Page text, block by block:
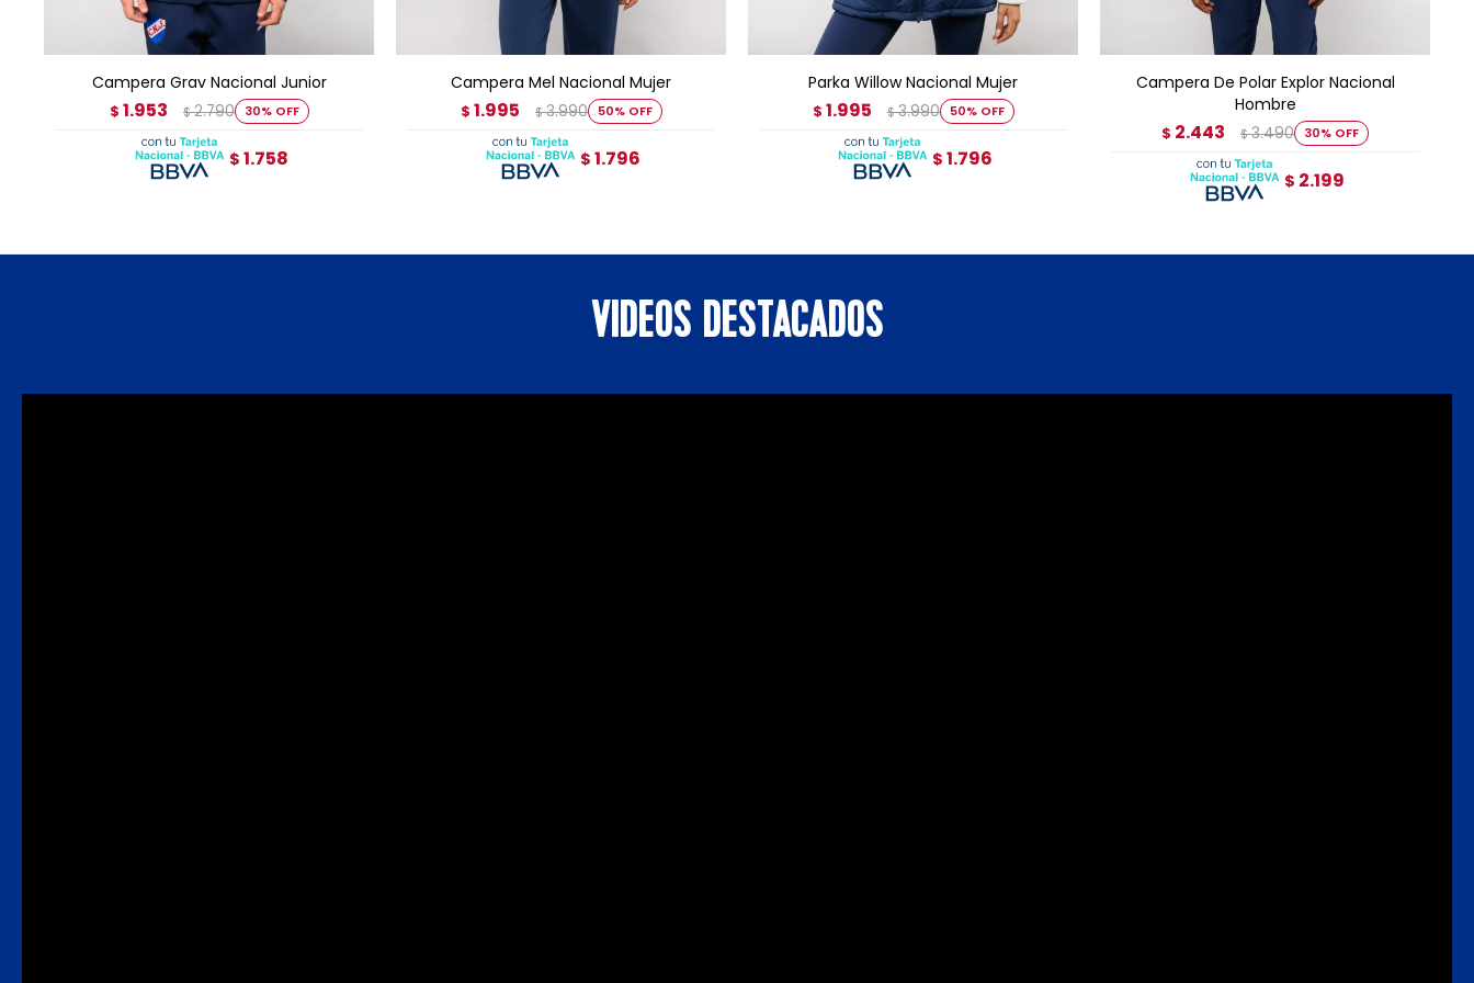
Campera Grav Nacional Junior
$ 1.953 $ 2.790 30
$ 1.758
AGREGAR AL CARRITO
Campera Mel Nacional Mujer
$ 1.995 $ 3.990 50
$ 1.796
AGREGAR AL CARRITO
Parka Willow Nacional Mujer
$ 1.995 $ 3.990 50
$ 1.796
AGREGAR AL CARRITO
Campera De Polar Explor Nacional
Hombre
$ 2.443 $ 3.490 30
$ 2.199
AGREGAR AL CARRITO
VIDEOS DESTACADOS